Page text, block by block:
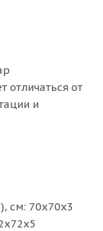
отличаться от
и
см: 70х70х3